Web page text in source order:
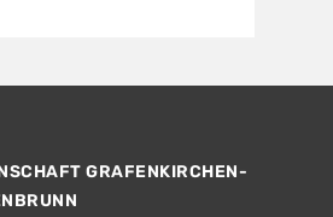
GRAFENKIRCHEN-